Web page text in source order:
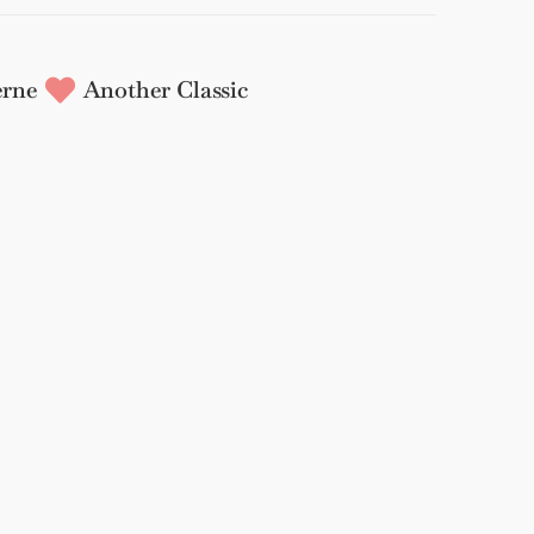
Another Classic